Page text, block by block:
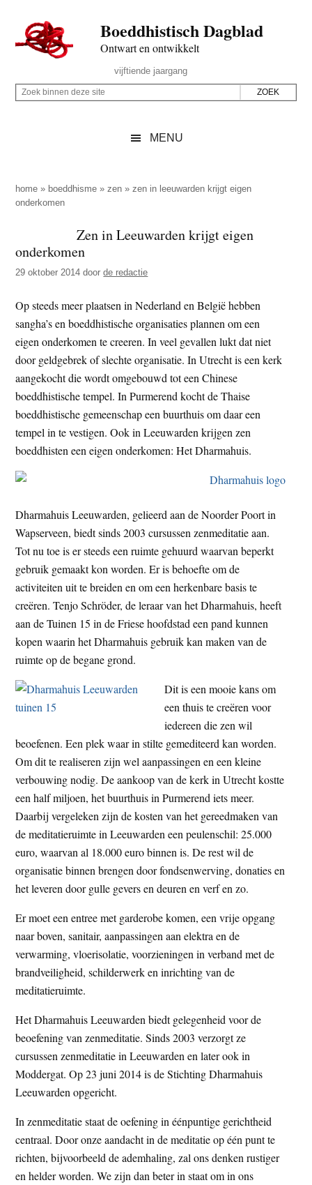
naar
de
inhoud
secondary
naar
de
sidebar
naar
de
Boeddhistisch Dagblad
Ontwart en ontwikkelt
Rechts
vijftiende jaargang
Z
p
d
z
e
i
t
e
Z
i
n
n
d
z
e
s
i
t
e
MENU
home » boeddhisme »zen »zen in leeuwarden krijgt eigen
onderkomen
Zen in Leeuwarden krijgt eigen
onderkomen
29 oktober 2014 doorde redactie
Op steeds meer plaatsen in Nederland en België hebben
sangha’s en boeddhistische organisaties plannen om een
eigen onderkomen te creeren. In veel gevallen lukt dat niet
door geldgebrek of slechte organisatie. In Utrecht is een kerk
aangekocht die wordt omgebouwd tot een Chinese
boeddhistische tempel. In Purmerend kocht de Thaise
boeddhistische gemeenschap een buurthuis om daar een
tempel in te vestigen. Ook in Leeuwarden krijgen zen
boeddhisten een eigen onderkomen: Het Dharmahuis.
Dharmahuis Leeuwarden, gelieerd aan de Noorder Poort in
Wapserveen, biedt sinds 2003 cursussen zenmeditatie aan.
Tot nu toe is er steeds een ruimte gehuurd waarvan beperkt
gebruik gemaakt kon worden. Er is behoefte om de
activiteiten uit te breiden en om een herkenbare basis te
creëren. Tenjo Schröder, de leraar van het Dharmahuis, heeft
aan de Tuinen 15 in de Friese hoofdstad een pand kunnen
kopen waarin het Dharmahuis gebruik kan maken van de
ruimte op de begane grond.
Dit is een mooie kans om
een thuis te creëren voor
iedereen die zen wil
beoefenen. Een plek waar in stilte gemediteerd kan worden.
Om dit te realiseren zijn wel aanpassingen en een kleine
verbouwing nodig. De aankoop van de kerk in Utrecht kostte
een half miljoen, het buurthuis in Purmerend iets meer.
Daarbij vergeleken zijn de kosten van het gereedmaken van
de meditatieruimte in Leeuwarden een peulenschil: 25.000
euro, waarvan al 18.000 euro binnen is. De rest wil de
organisatie binnen brengen door fondsenwerving, donaties en
het leveren door gulle gevers en deuren en verf en zo.
Er moet een entree met garderobe komen, een vrije opgang
naar boven, sanitair, aanpassingen aan elektra en de
verwarming, vloerisolatie, voorzieningen in verband met de
brandveiligheid, schilderwerk en inrichting van de
meditatieruimte.
Het Dharmahuis Leeuwarden biedt gelegenheid voor de
beoefening van zenmeditatie. Sinds 2003 verzorgt ze
cursussen zenmeditatie in Leeuwarden en later ook in
Moddergat. Op 23 juni 2014 is de Stichting Dharmahuis
Leeuwarden opgericht.
In zenmeditatie staat de oefening in éénpuntige gerichtheid
centraal. Door onze aandacht in de meditatie op één punt te
richten, bijvoorbeeld de ademhaling, zal ons denken rustiger
en helder worden. We zijn dan beter in staat om in ons